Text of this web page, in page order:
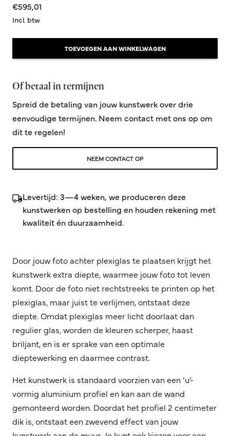
€595,01
Incl. btw
TOEVOEGEN AAN WINKELWAGEN
Of betaal in termijnen
Spreid de betaling van jouw kunstwerk over drie
eenvoudige termijnen. Neem contact met ons op om
dit te regelen!
NEEM CONTACT OP
Levertijd: 3—4 weken, we produceren deze
kunstwerken op bestelling en houden rekening met
kwaliteit én duurzaamheid.
Door jouw foto achter plexiglas te plaatsen krijgt het
kunstwerk extra diepte, waarmee jouw foto tot leven
komt. Door de foto niet rechtstreeks te printen op het
plexiglas, maar juist te verlijmen, ontstaat deze
diepte. Omdat plexiglas meer licht doorlaat dan
regulier glas, worden de kleuren scherper, haast
briljant, en is er sprake van een optimale
dieptewerking en daarmee contrast.
Het kunstwerk is standaard voorzien van een ‘u’-
vormig aluminium profiel en kan aan de wand
gemonteerd worden. Doordat het profiel 2 centimeter
dik is, ontstaat een zwevend effect van jouw